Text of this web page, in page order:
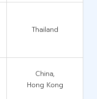
Thailand
China,
Hong Kong